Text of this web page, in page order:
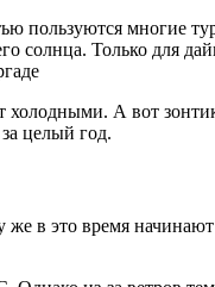
пользуются многие
солнца. Только для
холодными. А вот
целый год.
в это время